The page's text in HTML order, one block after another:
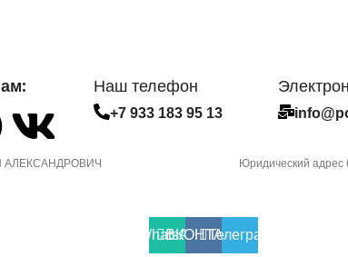
УПРАВЛЕНИЕ C МОБИЛЬНОГО
ПРИЛОЖЕНИЯ ПО WI-FI
Опция доступна при подключении
МАССА ТОВАРА С УПАКОВКОЙ
Наш телефон
+7 933 183 95 13
Юридический
WhatsApp
ВКОНТАКТЕ
Телеграмм